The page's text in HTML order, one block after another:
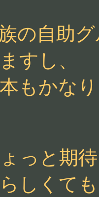
の自助
すし、
もかな
っと期
しくて